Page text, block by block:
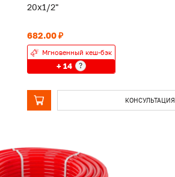
20х1/2"
682.00 ₽
Мгновенный кеш-бэк
+ 14 ?
КОНСУЛЬТАЦИЯ